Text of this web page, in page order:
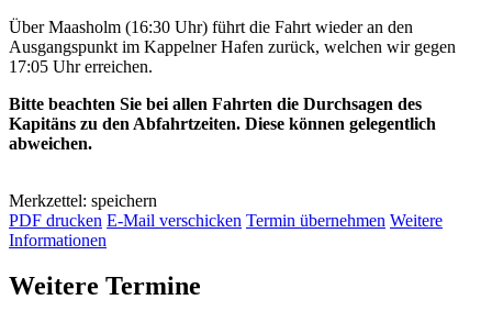
Über Maasholm (16:30 Uhr) führt die Fahrt wieder an den
Ausgangspunkt im Kappelner Hafen zurück, welchen wir gegen
17:05 Uhr erreichen.
Bitte beachten Sie bei allen Fahrten die Durchsagen des
Kapitäns zu den Abfahrtzeiten. Diese können gelegentlich
abweichen.
Merkzettel: speichern
PDF drucken E-Mail verschicken Termin übernehmen Weitere
Informationen
Weitere Termine